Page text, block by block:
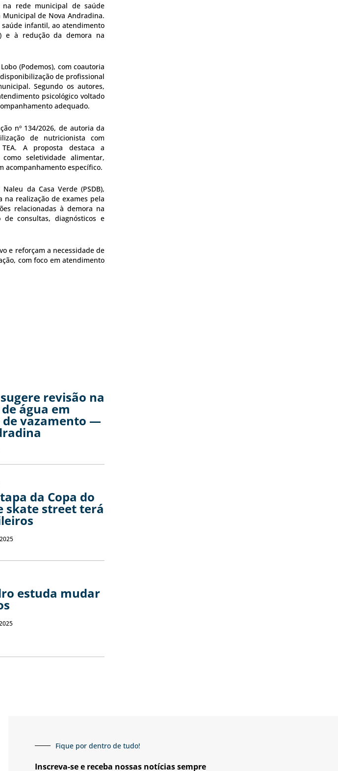
na rede municipal de saúde
de Nova Andradina.
infantil, ao atendimento
e à redução da demora na
(Podemos), com coautoria
de profissional
Segundo os autores,
psicológico voltado
adequado.
nº 134/2026, de autoria da
de nutricionista com
A proposta destaca a
seletividade alimentar,
acompanhamento específico.
da Casa Verde (PSDB),
realização de exames pela
relacionadas à demora na
consultas, diagnósticos e
e reforçam a necessidade de
com foco em atendimento
revisão na
água em
de vazamento —
da Copa do
skate street terá
estuda mudar
Fique por dentro de tudo!
Inscreva-se e receba nossas notícias sempre